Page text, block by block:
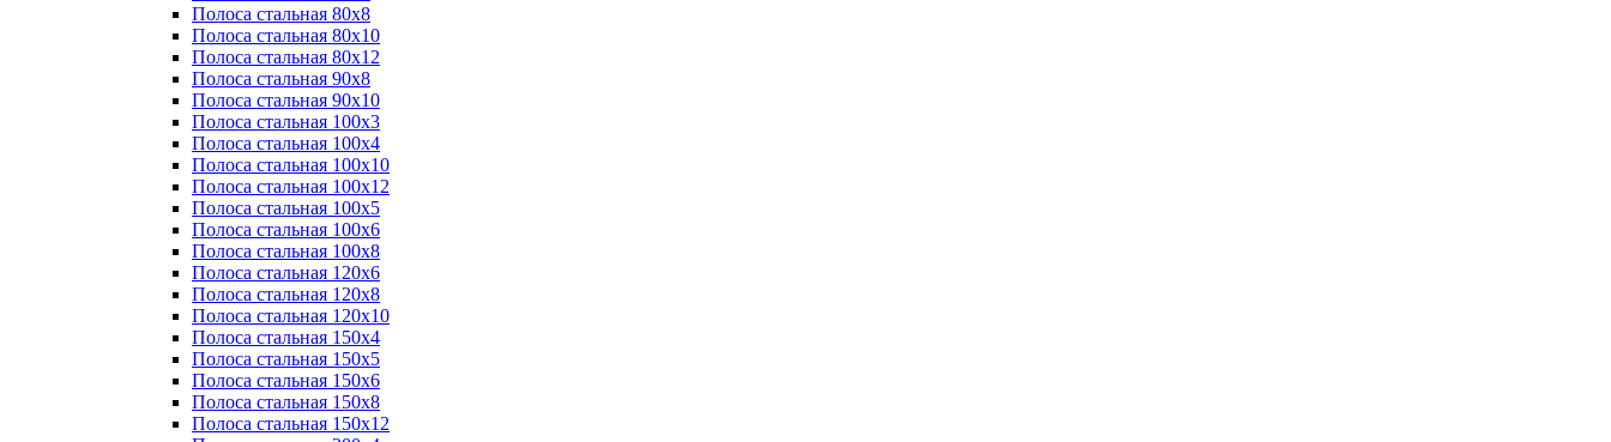
Полоса стальная 80х8
Полоса стальная 80х10
Полоса стальная 80х12
Полоса стальная 90х8
Полоса стальная 90х10
Полоса стальная 100х3
Полоса стальная 100х4
Полоса стальная 100х10
Полоса стальная 100х12
Полоса стальная 100х5
Полоса стальная 100х6
Полоса стальная 100х8
Полоса стальная 120х6
Полоса стальная 120х8
Полоса стальная 120х10
Полоса стальная 150х4
Полоса стальная 150х5
Полоса стальная 150х6
Полоса стальная 150х8
Полоса стальная 150х12